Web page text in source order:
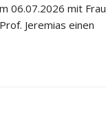
06.07.2026 mit Frau
Jeremias einen